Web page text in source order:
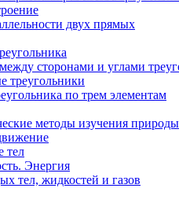
двух прямых
сторонами и углами
треугольники
по трем элементам
методы изучения природы
тел
Энергия
тел, жидкостей и газов